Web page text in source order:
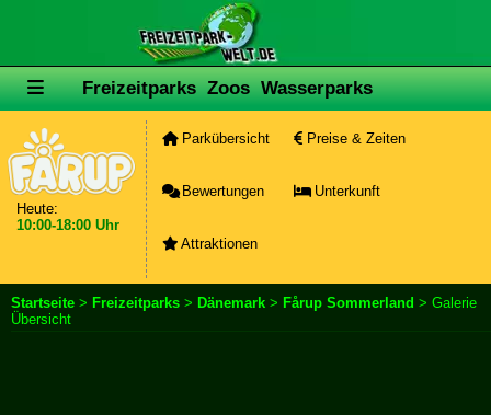
Freizeitparks Zoos Wasserparks
Heute:
10:00-18:00 Uhr
Parkübersicht Preise & Zeiten
Bewertungen Unterkunft
Attraktionen
Startseite > Freizeitparks > Dänemark > Fårup Sommerland > Galerie
Übersicht